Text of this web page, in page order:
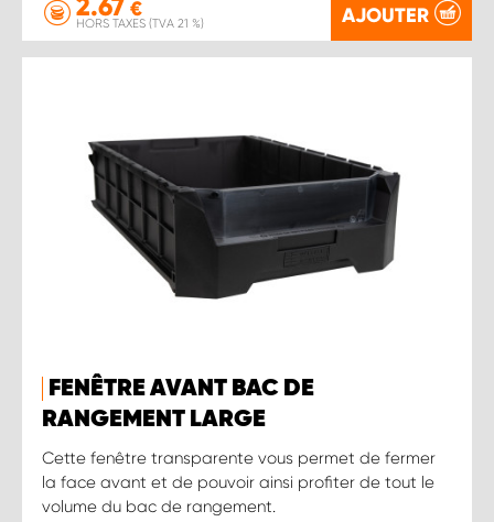
€
HORS TAXES (TVA 21 %) AJOUTER
FENÊTRE AVANT BAC DE
RANGEMENT LARGE
Cette fenêtre transparente vous permet de fermer
la face avant et de pouvoir ainsi profiter de tout le
volume du bac de rangement.